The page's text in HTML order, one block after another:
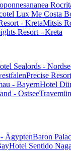
ananea
Lux Me Costa
- KretaMitsis
Resort - Kreta
Sealords -
Precise
- BayernHotel
- Ostsee
ÄgyptenBaron
Hotel Sentido